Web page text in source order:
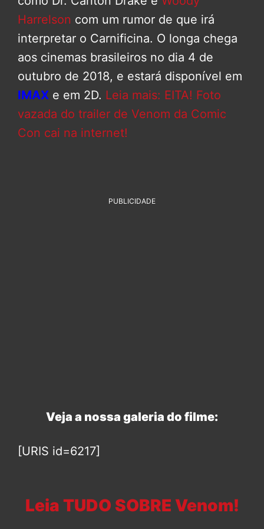
Harrelson com um rumor de que irá
interpretar o Carnificina. O longa chega
aos cinemas brasileiros no dia 4 de
outubro de 2018, e estará disponível em
IMAX e em 2D. Leia mais: EITA! Foto
vazada do trailer de Venom da Comic
Con cai na internet!
PUBLICIDADE
Veja a nossa galeria do filme:
[URIS id=6217]
Leia TUDO SOBRE Venom!